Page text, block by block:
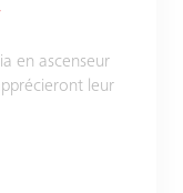
en ascenseur
leur